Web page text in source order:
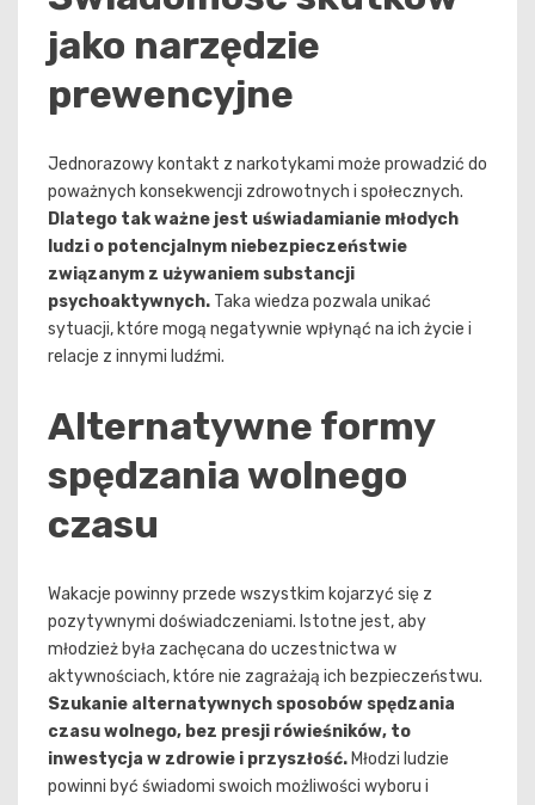
jako narzędzie
prewencyjne
Jednorazowy kontakt z narkotykami może prowadzić do
poważnych konsekwencji zdrowotnych i społecznych.
Dlatego tak ważne jest uświadamianie młodych
ludzi o potencjalnym niebezpieczeństwie
związanym z używaniem substancji
psychoaktywnych. Taka wiedza pozwala unikać
sytuacji, które mogą negatywnie wpłynąć na ich życie i
relacje z innymi ludźmi.
Alternatywne formy
spędzania wolnego
czasu
Wakacje powinny przede wszystkim kojarzyć się z
pozytywnymi doświadczeniami. Istotne jest, aby
młodzież była zachęcana do uczestnictwa w
aktywnościach, które nie zagrażają ich bezpieczeństwu.
Szukanie alternatywnych sposobów spędzania
czasu wolnego, bez presji rówieśników, to
inwestycja w zdrowie i przyszłość. Młodzi ludzie
powinni być świadomi swoich możliwości wyboru i